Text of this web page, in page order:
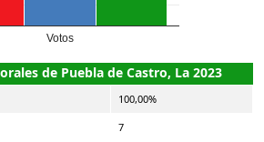
Votos
de Puebla de Castro, La 2023
100,00%
7